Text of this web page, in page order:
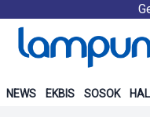
NEWS EKBIS SOSOK